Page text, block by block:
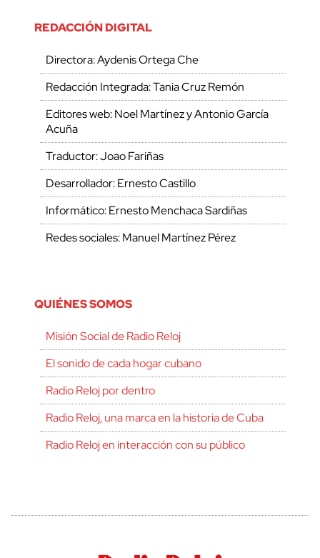
REDACCIÓN DIGITAL
Directora: Aydenis Ortega Che
Redacción Integrada: Tania Cruz Remón
Editores web: Noel Martínez y Antonio García
Acuña
Traductor: Joao Fariñas
Desarrollador: Ernesto Castillo
Informático: Ernesto Menchaca Sardiñas
Redes sociales: Manuel Martínez Pérez
QUIÉNES SOMOS
Misión Social de Radio Reloj
El sonido de cada hogar cubano
Radio Reloj por dentro
Radio Reloj, una marca en la historia de Cuba
Radio Reloj en interacción con su público